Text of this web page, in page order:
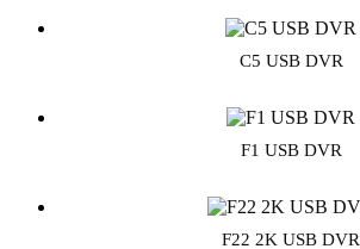
C5 USB DVR
F1 USB DVR
F22 2K USB DVR